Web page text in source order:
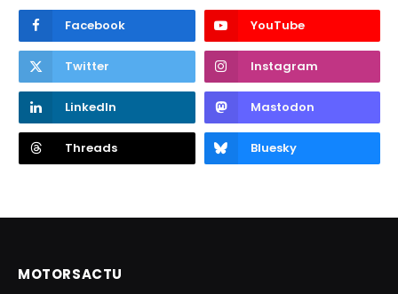
Facebook YouTube
Twitter Instagram
LinkedIn Mastodon
Threads Bluesky
MOTORSACTU